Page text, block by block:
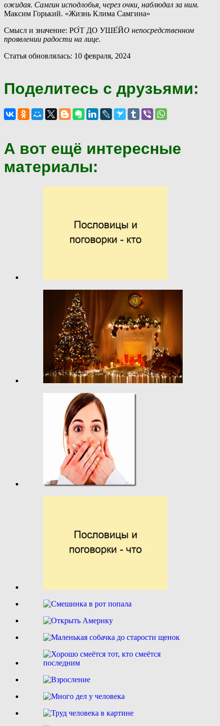
ожидая. Самгин исподлобья, через очки, наблюдал за ним.
Максим Горький. «Жизнь Клима Самгина»
Смысл и значение: РО́Т ДО УШЕ́ЙО непосредственном
проявлении радости на лице.
Статья обновлялась: 10 февраля, 2024
Поделитесь с друзьями:
А вот ещё интересные
материалы: